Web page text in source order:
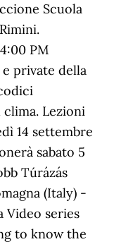
Scuola
PM
private della
Lezioni
14 settembre
sabato 5
Túrázás
(Italy) -
Video series
to know the